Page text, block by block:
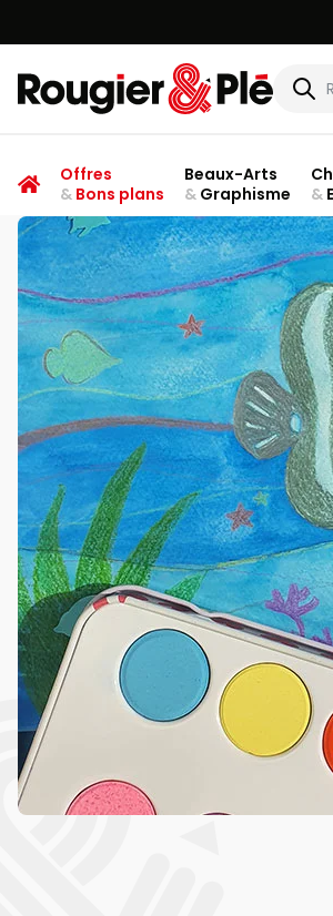
Rougier & Plé
Offres
&Bons plans
Beaux-Arts
&Graphisme
&